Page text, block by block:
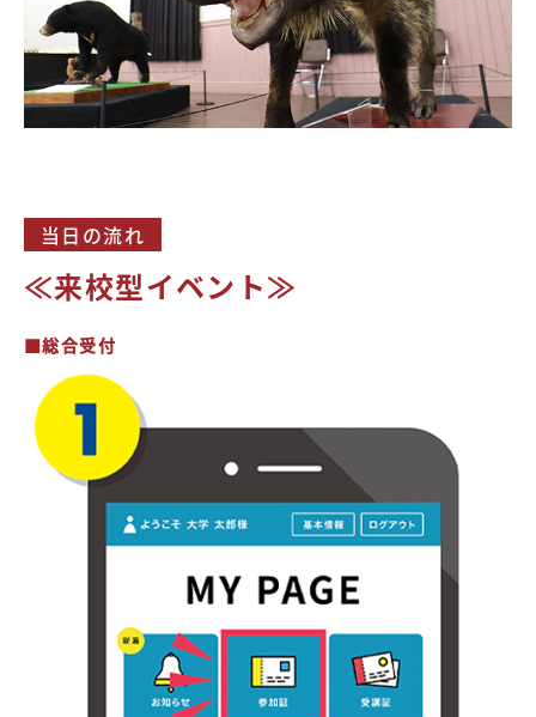
当日の流れ
≪来校型イベント≫
■総合受付